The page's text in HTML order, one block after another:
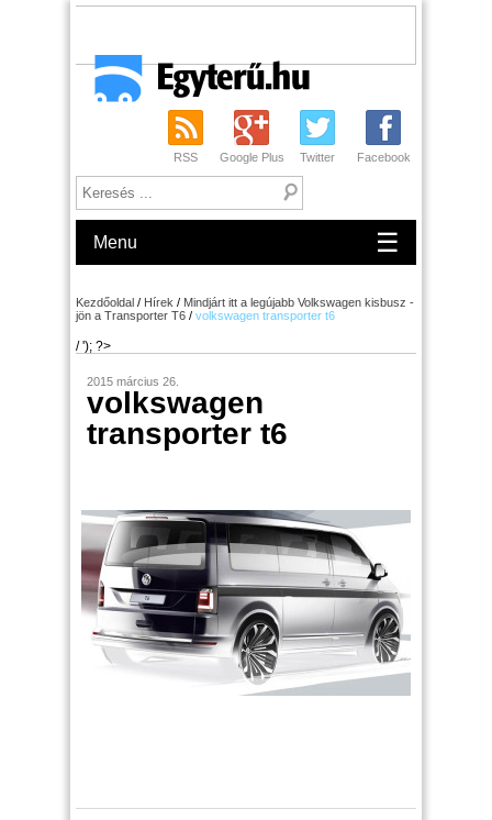
RSS Google Plus Twitter Facebook
Menu ☰
Kezdőoldal / Hírek / Mindjárt itt a legújabb Volkswagen kisbusz -
jön a Transporter T6 / volkswagen transporter t6
/ '); ?>
2015 március 26.
volkswagen
transporter t6